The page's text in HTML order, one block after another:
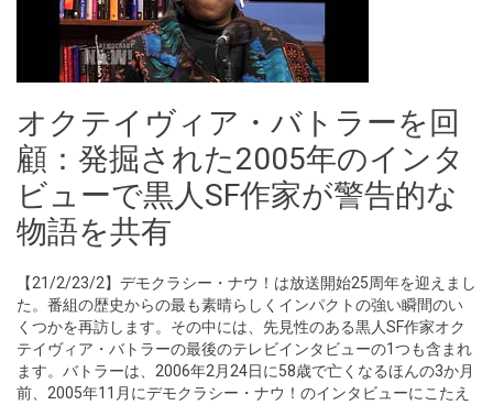
オクテイヴィア・バトラーを回
顧：発掘された2005年のインタ
ビューで黒人SF作家が警告的な
物語を共有
【21/2/23/2】デモクラシー・ナウ！は放送開始25周年を迎えまし
た。番組の歴史からの最も素晴らしくインパクトの強い瞬間のい
くつかを再訪します。その中には、先見性のある黒人SF作家オク
テイヴィア・バトラーの最後のテレビインタビューの1つも含まれ
ます。バトラーは、2006年2月24日に58歳で亡くなるほんの3か月
前、2005年11月にデモクラシー・ナウ！のインタビューにこたえ